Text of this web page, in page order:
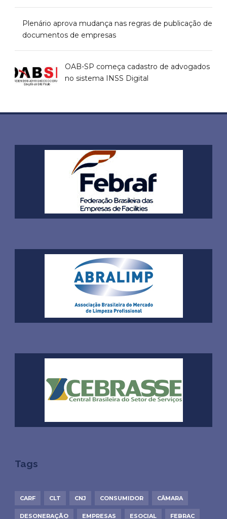
Plenário aprova mudança nas regras de publicação de
documentos de empresas
OAB-SP começa cadastro de advogados
no sistema INSS Digital
Tags
CARF CLT CNJ CONSUMIDOR CÂMARA
DESONERAÇÃO EMPRESAS ESOCIAL FEBRAC